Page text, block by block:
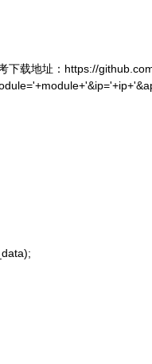
下载地址：https://